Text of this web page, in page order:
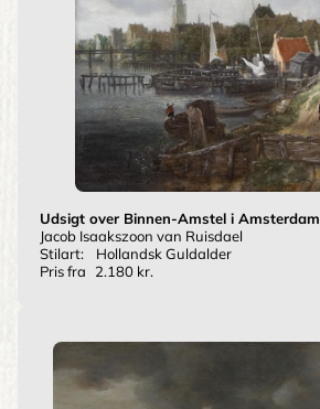
Udsigt over Binnen-Amstel i Amsterdam
Jacob Isaakszoon van Ruisdael
Stilart:
Hollandsk Guldalder
Pris fra
2.180 kr.